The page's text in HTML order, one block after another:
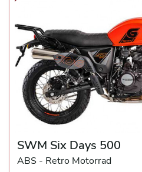
SWM Six Days 500
ABS - Retro Motorrad